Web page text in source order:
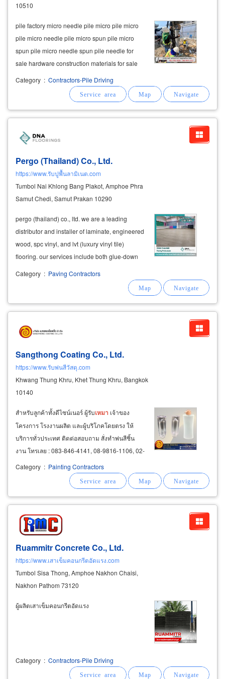
10510
pile factory micro needle pile micro pile micro
pile micro needle pile micro spun pile micro
spun pile micro needle spun pile needle for
sale hardware construction materials for sale
ready-mixed plywood black wood blueprint pile
service down the micro
Category : Contractors-Pile Driving
Pergo (Thailand) Co., Ltd.
https://www.รับปูพื้นลามิเนต.com
Tumbol Nai Khlong Bang Plakot, Amphoe Phra
Samut Chedi, Samut Prakan 10290
pergo (thailand) co., ltd. we are a leading
distributor and installer of laminate, engineered
wood, spc vinyl, and lvt (luxury vinyl tile)
flooring. our services include both glue-down
solution, from installation to the final touches,
Category : Paving Contractors
Sangthong Coating Co., Ltd.
https://www.รับพ่นสีวัสดุ.com
Khwang Thung Khru, Khet Thung Khru, Bangkok
10140
สำหรับลูกค้าทั้งดีไซน์เนอร์ ผู้รับเหมา เจ้าของ
โครงการ โรงงานผลิต และผู้บริโภคโดยตรง ให้
บริการทั่วประเทศ ติดต่อสอบถาม สั่งทำพ่นสีชิ้น
งาน โทรเลย : 083-846-4141, 08-9816-1106, 02-
301-0944
Category : Painting Contractors
Ruammitr Concrete Co., Ltd.
https://www.เสาเข็มคอนกรีตอัดแรง.com
Tumbol Sisa Thong, Amphoe Nakhon Chaisi,
Nakhon Pathom 73120
ผู้ผลิตเสาเข็มคอนกรีตอัดแรง
Category : Contractors-Pile Driving